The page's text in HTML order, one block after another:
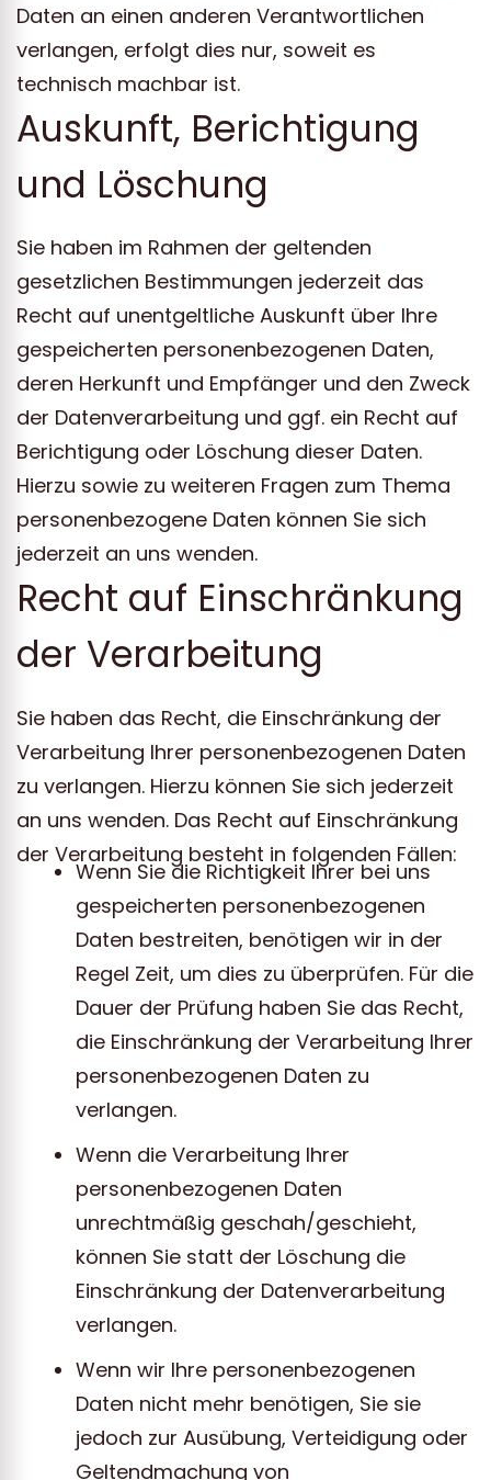
Daten an einen anderen Verantwortlichen
verlangen, erfolgt dies nur, soweit es
technisch machbar ist.
Auskunft, Berichtigung
und Löschung
Sie haben im Rahmen der geltenden
gesetzlichen Bestimmungen jederzeit das
Recht auf unentgeltliche Auskunft über Ihre
gespeicherten personenbezogenen Daten,
deren Herkunft und Empfänger und den Zweck
der Datenverarbeitung und ggf. ein Recht auf
Berichtigung oder Löschung dieser Daten.
Hierzu sowie zu weiteren Fragen zum Thema
personenbezogene Daten können Sie sich
jederzeit an uns wenden.
Recht auf Einschränkung
der Verarbeitung
Sie haben das Recht, die Einschränkung der
Verarbeitung Ihrer personenbezogenen Daten
zu verlangen. Hierzu können Sie sich jederzeit
an uns wenden. Das Recht auf Einschränkung
der Verarbeitung besteht in folgenden Fällen:
Wenn Sie die Richtigkeit Ihrer bei uns
gespeicherten personenbezogenen
Daten bestreiten, benötigen wir in der
Regel Zeit, um dies zu überprüfen. Für die
Dauer der Prüfung haben Sie das Recht,
die Einschränkung der Verarbeitung Ihrer
personenbezogenen Daten zu
verlangen.
Wenn die Verarbeitung Ihrer
personenbezogenen Daten
unrechtmäßig geschah/geschieht,
können Sie statt der Löschung die
Einschränkung der Datenverarbeitung
verlangen.
Wenn wir Ihre personenbezogenen
Daten nicht mehr benötigen, Sie sie
jedoch zur Ausübung, Verteidigung oder
Geltendmachung von